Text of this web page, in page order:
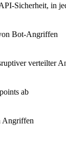
Sicherheit, in
Bot-Angriffen
verteilter
ab
Angriffen